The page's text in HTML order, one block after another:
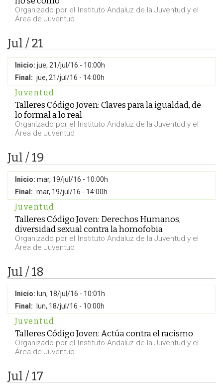
Organizado por el Instituto Andaluz de la Juventud y el
Área de Juventud
Jul / 21
Inicio: jue, 21/jul/16 - 10:00h
Final: jue, 21/jul/16 - 14:00h
Juventud
Talleres Código Joven: Claves para la igualdad, de
lo formal a lo real
Organizado por el Instituto Andaluz de la Juventud y el
Área de Juventud
Jul / 19
Inicio: mar, 19/jul/16 - 10:00h
Final: mar, 19/jul/16 - 14:00h
Juventud
Talleres Código Joven: Derechos Humanos,
diversidad sexual contra la homofobia
Organizado por el Instituto Andaluz de la Juventud y el
Área de Juventud
Jul / 18
Inicio: lun, 18/jul/16 - 10:01h
Final:
lun, 18/jul/16 - 10:00h
Juventud
Talleres Código Joven: Actúa contra el racismo
Organizado por el Instituto Andaluz de la Juventud y el
Área de Juventud
Jul / 17